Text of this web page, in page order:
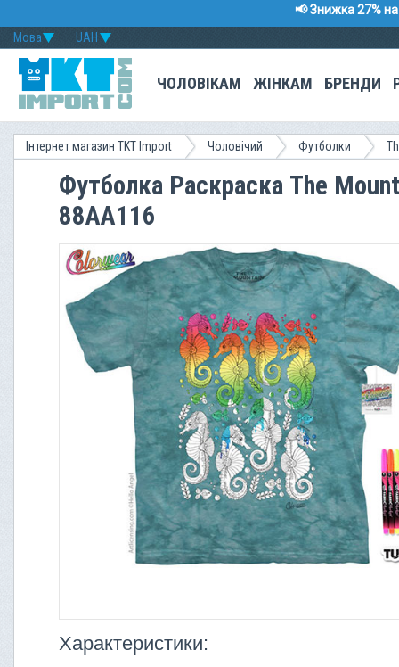
📢 Знижка 27%
UAH
Мова
ЧОЛОВІКАМ ЖІНКАМ БРЕНДИ
Інтернет магазин TKT Import Чоловічий Футболки
Футболка Раскраска The
88AA116
Характеристики: